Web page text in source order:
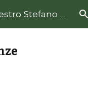
Skip to navigation
TAI CHI CHUAN Roma Maestro Stefano De Francesco